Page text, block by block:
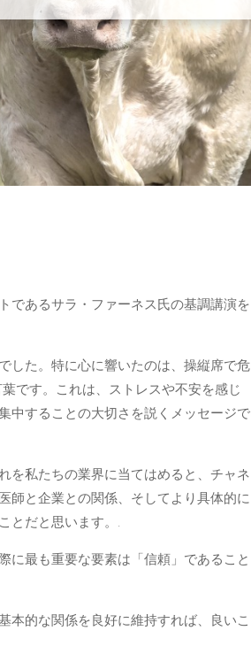
であるサラ・ファーネス氏の基調講演を
した。特に心に響いたのは、操縦席で危
です。これは、ストレスや不安を感じ
中することの大切さを説くメッセージで
を私たちの業界に当てはめると、チャネ
師と企業との関係、そしてより具体的に
とだと思います。.
に最も重要な要素は「信頼」であること
本的な関係を良好に維持すれば、良いこ